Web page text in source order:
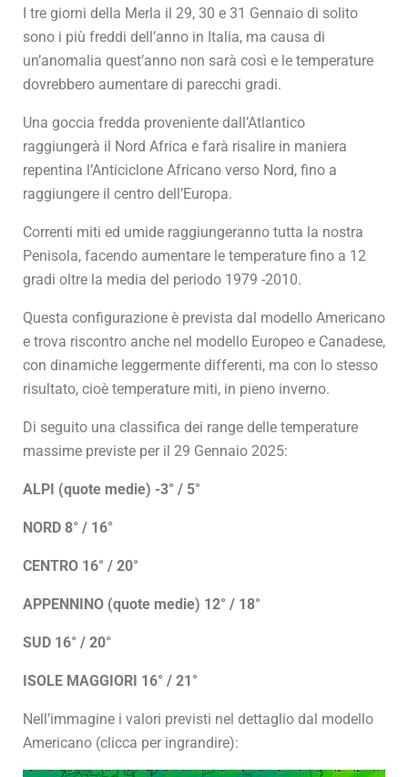
I tre giorni della Merla il 29, 30 e 31 Gennaio di solito
sono i più freddi dell’anno in Italia, ma causa di
un’anomalia quest’anno non sarà così e le temperature
dovrebbero aumentare di parecchi gradi.
Una goccia fredda proveniente dall’Atlantico
raggiungerà il Nord Africa e farà risalire in maniera
repentina l’Anticiclone Africano verso Nord, fino a
raggiungere il centro dell’Europa.
Correnti miti ed umide raggiungeranno tutta la nostra
Penisola, facendo aumentare le temperature fino a 12
gradi oltre la media del periodo 1979 -2010.
Questa configurazione è prevista dal modello Americano
e trova riscontro anche nel modello Europeo e Canadese,
con dinamiche leggermente differenti, ma con lo stesso
risultato, cioè temperature miti, in pieno inverno.
Di seguito una classifica dei range delle temperature
massime previste per il 29 Gennaio 2025:
ALPI (quote medie) -3° / 5°
NORD 8° / 16°
CENTRO 16° / 20°
APPENNINO (quote medie) 12° / 18°
SUD 16° / 20°
ISOLE MAGGIORI 16° / 21°
Nell’immagine i valori previsti nel dettaglio dal modello
Americano (clicca per ingrandire):